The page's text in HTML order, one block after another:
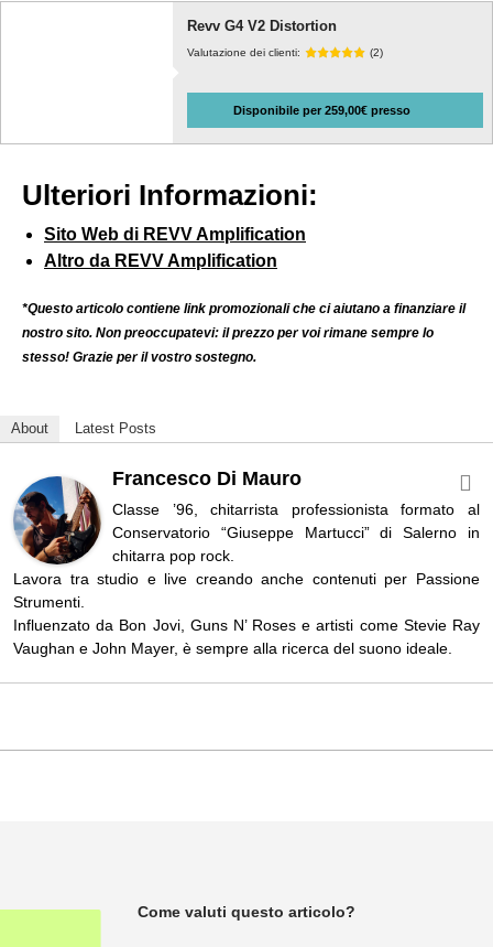
Revv G4 V2 Distortion
Valutazione dei clienti: (2)
Disponibile per 259,00€ presso
Ulteriori Informazioni:
Sito Web di REVV Amplification
Altro da REVV Amplification
*Questo articolo contiene link promozionali che ci aiutano a finanziare il
nostro sito. Non preoccupatevi: il prezzo per voi rimane sempre lo
stesso! Grazie per il vostro sostegno.
About Latest Posts
Francesco Di Mauro
Classe ’96, chitarrista professionista formato al
Conservatorio “Giuseppe Martucci” di Salerno in
chitarra pop rock.
Lavora tra studio e live creando anche contenuti per Passione
Strumenti.
Influenzato da Bon Jovi, Guns N’ Roses e artisti come Stevie Ray
Vaughan e John Mayer, è sempre alla ricerca del suono ideale.
Come valuti questo articolo?